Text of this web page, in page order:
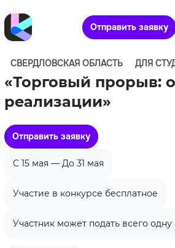
Отправить заявку
СВЕРДЛОВСКАЯ ОБЛАСТЬ ДЛЯ
«Торговый прорыв:
реализации»
Отправить заявку
C 15 мая — До 31 мая
Участие в конкурсе бесплатное
Участник может подать всего одну